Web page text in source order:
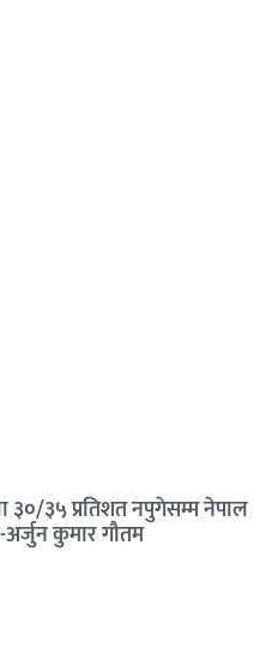
३५ प्रतिशत नपुगेसम्म नेपाल
कुमार गौतम